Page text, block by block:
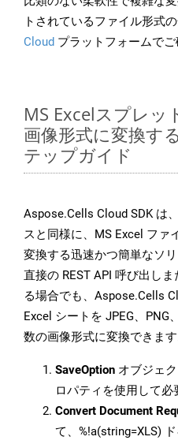
トされているファイル形式の
Cloud プラットフォームでご
MS Excelスプレッ
画像形式に変換す
テップガイド
Aspose.Cells Cloud SDK は
スと同様に、MS Excel ファ
変換する迅速かつ簡単なソ
直接の REST API 呼び出し
る場合でも、Aspose.Cells
Excel シートを JPEG、PNG
数の画像形式に変換できます
SaveOption オブジェク
ロパティを使用して必
Convert Document
て、%!a(string=XLS)